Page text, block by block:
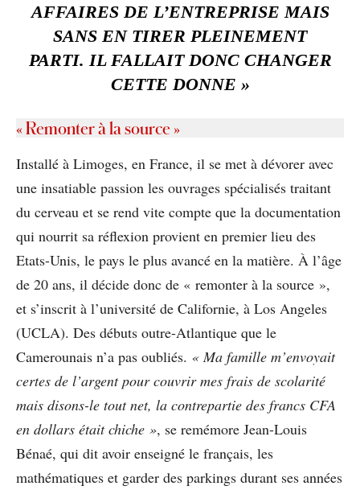
AFFAIRES DE L’ENTREPRISE MAIS
SANS EN TIRER PLEINEMENT
PARTI. IL FALLAIT DONC CHANGER
CETTE DONNE »
« Remonter à la source »
Installé à Limoges, en France, il se met à dévorer avec
une insatiable passion les ouvrages spécialisés traitant
du cerveau et se rend vite compte que la documentation
qui nourrit sa réflexion provient en premier lieu des
Etats-Unis, le pays le plus avancé en la matière. À l’âge
de 20 ans, il décide donc de « remonter à la source »,
et s’inscrit à l’université de Californie, à Los Angeles
(UCLA). Des débuts outre-Atlantique que le
Camerounais n’a pas oubliés. « Ma famille m’envoyait
certes de l’argent pour couvrir mes frais de scolarité
mais disons-le tout net, la contrepartie des francs CFA
en dollars était chiche », se remémore Jean-Louis
Bénaé, qui dit avoir enseigné le français, les
mathématiques et garder des parkings durant ses années